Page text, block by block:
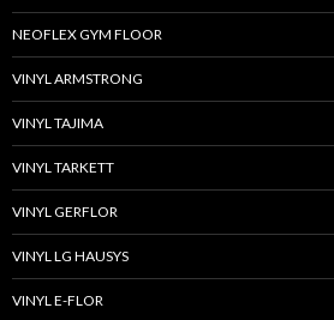
NEOFLEX GYM FLOOR
VINYL ARMSTRONG
VINYL TAJIMA
VINYL TARKETT
VINYL GERFLOR
VINYL LG HAUSYS
VINYL E-FLOR